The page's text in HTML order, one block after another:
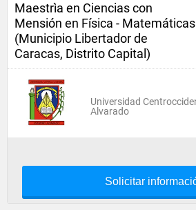
Maestrìa en Ciencias con
Mensión en Física - Matemáticas
(Municipio Libertador de
Caracas, Distrito Capital)
Universidad
Alvarado
Solicitar